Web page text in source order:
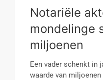
Notariële
mondelinge
miljoenen
Een vader schenkt in
waarde van